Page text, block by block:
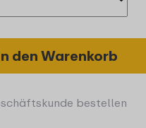
den Warenkorb
bestellen